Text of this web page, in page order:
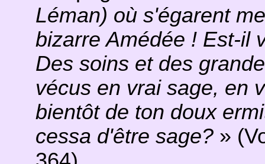
Léman) où s'égarent
bizarre Amédée ! Est-il
Des soins et des
vécus en vrai sage, en
bientôt de ton doux
cessa d'être sage? »